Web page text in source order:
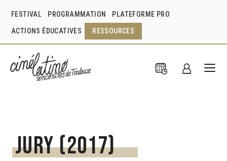
FESTIVAL PROGRAMMATION PLATEFORME PRO
ACTIONS ÉDUCATIVES RESSOURCES
Jury (2017)